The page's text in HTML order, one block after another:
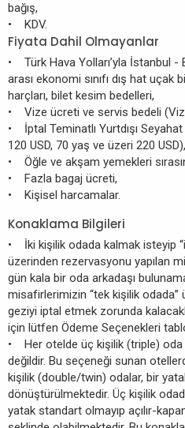
bağış,
• KDV.
Fiyata Dahil Olmayanlar
• Türk Hava Yolları’yla İstanbul
arası ekonomi sınıfı dış hat uçak
harçları, bilet kesim bedelleri,
• Vize ücreti ve servis bedeli (Vize
• İptal Teminatlı Yurtdışı
120 USD, 70 yaş ve üzeri 220 USD),
• Öğle ve akşam yemekleri
• Fazla bagaj ücreti,
• Kişisel harcamalar.
Konaklama Bilgileri
• İki kişilik odada kalmak isteyip
üzerinden rezervasyonu yapılan
gün kala bir oda arkadaşı
misafirlerimizin “tek kişilik odada”
geziyi iptal etmek zorunda
için lütfen Ödeme Seçenekleri
• Her otelde üç kişilik (triple) oda
değildir. Bu seçeneği sunan
kişilik (double/twin) odalar, bir
dönüştürülmektedir. Üç kişilik
yatak standart olmayıp açılır-